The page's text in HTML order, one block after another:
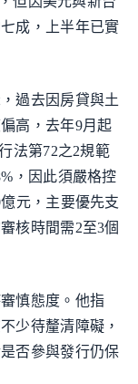
成，上半年已實
過去因房貸與土
高，去年9月起
法第72之2規範
，因此須嚴格控
元，主要優先支
核時間需2至3個
慎態度。他指
少待釐清障礙，
否參與發行仍保